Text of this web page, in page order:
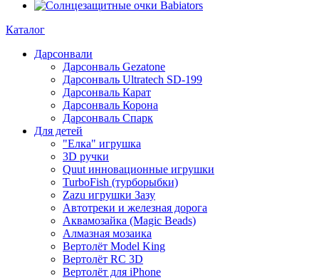
Каталог
Дарсонвали
Дарсонваль Gezatone
Дарсонваль Ultratech SD-199
Дарсонваль Карат
Дарсонваль Корона
Дарсонваль Спарк
Для детей
"Елка" игрушка
3D ручки
Quut инновационные игрушки
TurboFish (турборыбки)
Zazu игрушки Зазу
Автотреки и железная дорога
Аквамозайка (Magic Beads)
Алмазная мозаика
Вертолёт Model King
Вертолёт RC 3D
Вертолёт для iPhone